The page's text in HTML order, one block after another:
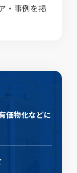
・事例を掲
価物化などに